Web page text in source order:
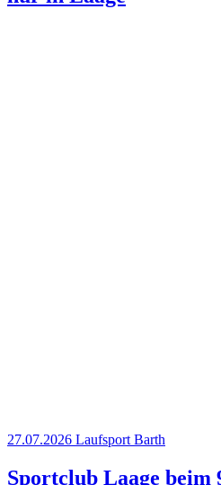
27.07.2026 Laufsport Barth
Sportclub Laage beim